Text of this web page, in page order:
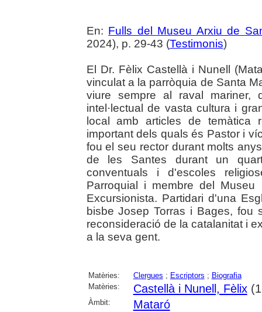
En: Fulls del Museu Arxiu de
2024), p. 29-43 (Testimonis)
El Dr. Fèlix Castellà i Nunell
vinculat a la parròquia de Santa
viure sempre al raval mariner,
intel·lectual de vasta cultura i
local amb articles de temàtica
important dels quals és Pastor i
fou el seu rector durant molts
de les Santes durant un
conventuals i d'escoles
Parroquial i membre del
Excursionista. Partidari d'una
bisbe Josep Torras i Bages, fou
reconsideració de la catalanitat i
a la seva gent.
Matèries: Clergues ; Escriptors ; Biografia
Matèries:
Castellà i Nunell, Fèlix
Àmbit: Mataró